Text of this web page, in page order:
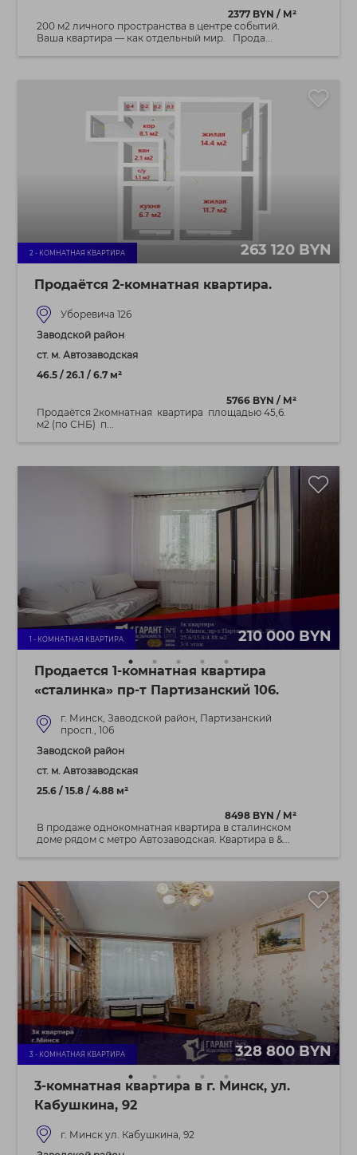
2377 BYN / М²
200 м2 личного пространства в центре событий.
Ваша квартира — как отдельный мир. Прода...
2 - КОМНАТНАЯ КВАРТИРА 263 120 BYN
Продаётся 2‑комнатная квартира.
Уборевича 126
Заводской район
ст. м. Автозаводская
46.5 / 26.1 / 6.7 м²
5766 BYN / М²
Продаётся 2комнатная квартира площадью 45,6.
м2 (по СНБ) п...
1 - КОМНАТНАЯ КВАРТИРА 210 000 BYN
Продается 1-комнатная квартира
«сталинка» пр-т Партизанский 106.
г. Минск, Заводской район, Партизанский
просп., 106
Заводской район
ст. м. Автозаводская
25.6 / 15.8 / 4.88 м²
8498 BYN / М²
В продаже однокомнатная квартира в сталинском
доме рядом с метро Автозаводская. Квартира в &...
3 - КОМНАТНАЯ КВАРТИРА 328 800 BYN
3-комнатная квартира в г. Минск, ул.
Кабушкина, 92
г. Минск ул. Кабушкина, 92